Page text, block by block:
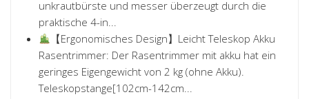
unkrautbürste und messer überzeugt durch die
praktische 4-in...
【Ergonomisches Design】Leicht Teleskop Akku
Rasentrimmer: Der Rasentrimmer mit akku hat ein
geringes Eigengewicht von 2 kg (ohne Akku).
Teleskopstange[102cm-142cm...